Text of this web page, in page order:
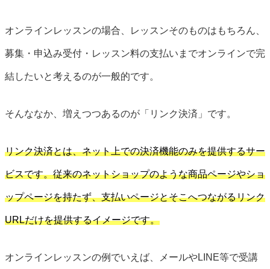
オンラインレッスンの場合、レッスンそのものはもちろん、
募集・申込み受付・レッスン料の支払いまでオンラインで完
結したいと考えるのが一般的です。
そんななか、増えつつあるのが「リンク決済」です。
リンク決済とは、ネット上での決済機能のみを提供するサー
ビスです。従来のネットショップのような商品ページやショ
ップページを持たず、支払いページとそこへつながるリンク
URLだけを提供するイメージです。
オンラインレッスンの例でいえば、メールやLINE等で受講